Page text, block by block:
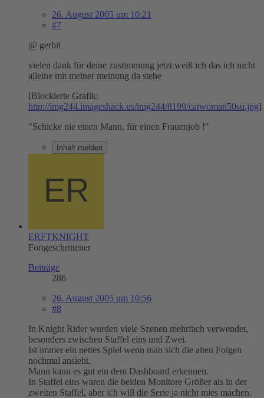
26. August 2005 um 10:21
#7
@ gerbil
vielen dank für deine zustimmung jetzt weiß ich das ich nicht
alleine mit meiner meinung da stehe
[Blockierte Grafik:
http://img244.imageshack.us/img244/8199/catwoman50su.jpg]
"Schicke nie einen Mann, für einen Frauenjob !"
Inhalt melden
ERFTKNIGHT
Fortgeschrittener
Beiträge
286
26. August 2005 um 10:56
#8
In Knight Rider wurden viele Szenen mehrfach verwendet,
besonders zwischen Staffel eins und Zwei.
Ist immer ein nettes Spiel wenn man sich die alten Folgen
nochmal ansieht.
Mann kann es gut ein dem Dashboard erkennen.
In Staffel eins waren die beiden Monitore Größer als in der
zweiten Staffel, aber ich will die Serie ja nicht mies machen.